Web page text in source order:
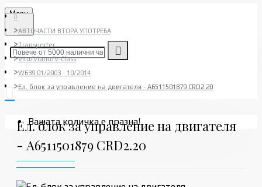
Menu
Вашата количка е празна!
АВТОЧАСТИ ВТОРА УПОТРЕБА
Transporter
Vito/Viano/V-Class
W639 01/2003 - 10/2014
Ел. блок за управление на двигателя - A6511501879 CRD2.20
Ел. блок за управление на двигателя
- A6511501879 CRD2.20